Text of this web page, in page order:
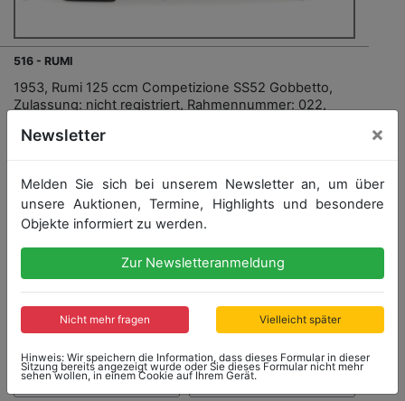
516 - RUMI
1953, Rumi 125 ccm Competizione SS52 Gobbetto,
Zulassung: nicht registriert, Rahmennummer: 022,
Buckel“) verdankt seinen Namen der markanten,
zwei...mehr
Newsletter ×
Melden Sie sich bei unserem Newsletter an, um über
unsere Auktionen, Termine, Highlights und besondere
Objekte informiert zu werden.
Zur Newsletteranmeldung
Nicht mehr fragen Vielleicht später
Hinweis: Wir speichern die Information, dass dieses Formular in dieser
Sitzung bereits angezeigt wurde oder Sie dieses Formular nicht mehr
sehen wollen, in einem Cookie auf Ihrem Gerät.